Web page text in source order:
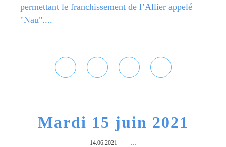
permettant le franchissement de l’Allier appelé
"Nau"....
Mardi 15 juin 2021
14.06.2021 …